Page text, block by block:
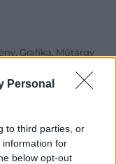
Personal
to third parties, or
information for
below opt-out
Grafika, Műtárgy
aukciok/